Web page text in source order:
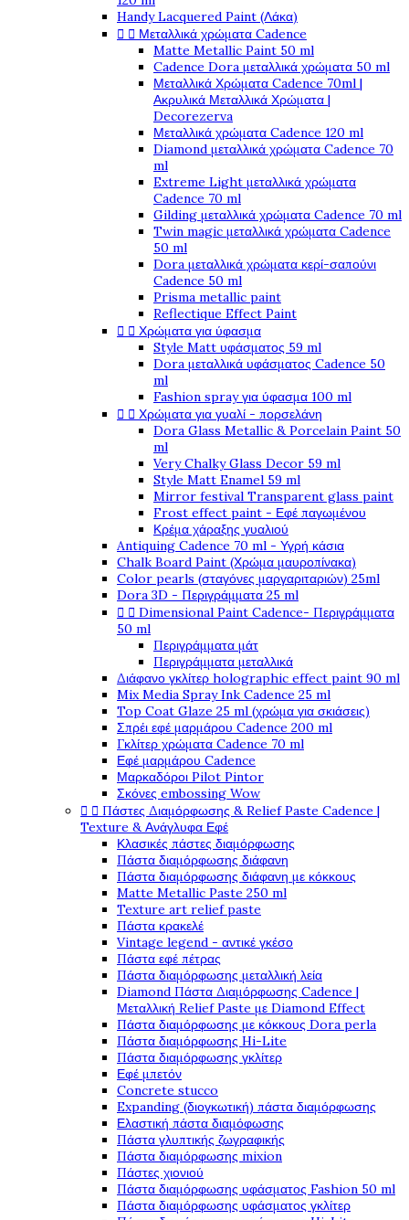
Handy Lacquered Paint (Λάκα)
  Μεταλλικά χρώματα Cadence
Matte Metallic Paint 50 ml
Cadence Dora μεταλλικά χρώματα 50 ml
Μεταλλικά Χρώματα Cadence 70ml |
Ακρυλικά Μεταλλικά Χρώματα |
Decorezerva
Μεταλλικά χρώματα Cadence 120 ml
Diamond μεταλλικά χρώματα Cadence 70
ml
Extreme Light μεταλλικά χρώματα
Cadence 70 ml
Gilding μεταλλικά χρώματα Cadence 70 ml
Twin magic μεταλλικά χρώματα Cadence
50 ml
Dora μεταλλικά χρώματα κερί-σαπούνι
Cadence 50 ml
Prisma metallic paint
Reflectique Effect Paint
  Χρώματα για ύφασμα
Style Matt υφάσματος 59 ml
Dora μεταλλικά υφάσματος Cadence 50
ml
Fashion spray για ύφασμα 100 ml
  Χρώματα για γυαλί - πορσελάνη
Dora Glass Metallic & Porcelain Paint 50
ml
Very Chalky Glass Decor 59 ml
Style Matt Enamel 59 ml
Mirror festival Transparent glass paint
Frost effect paint - Εφέ παγωμένου
Κρέμα χάραξης γυαλιού
Antiquing Cadence 70 ml - Υγρή κάσια
Chalk Board Paint (Χρώμα μαυροπίνακα)
Color pearls (σταγόνες μαργαριταριών) 25ml
Dora 3D - Περιγράμματα 25 ml
  Dimensional Paint Cadence- Περιγράμματα
50 ml
Περιγράμματα μάτ
Περιγράμματα μεταλλικά
Διάφανο γκλίτερ holographic effect paint 90 ml
Mix Media Spray Ink Cadence 25 ml
Top Coat Glaze 25 ml (χρώμα για σκιάσεις)
Σπρέι εφέ μαρμάρου Cadence 200 ml
Γκλίτερ χρώματα Cadence 70 ml
Εφέ μαρμάρου Cadence
Μαρκαδόροι Pilot Pintor
Σκόνες embossing Wow
  Πάστες Διαμόρφωσης & Relief Paste Cadence |
Texture & Ανάγλυφα Εφέ
Κλασικές πάστες διαμόρφωσης
Πάστα διαμόρφωσης διάφανη
Πάστα διαμόρφωσης διάφανη με κόκκους
Matte Metallic Paste 250 ml
Texture art relief paste
Πάστα κρακελέ
Vintage legend - αντικέ γκέσο
Πάστα εφέ πέτρας
Πάστα διαμόρφωσης μεταλλική λεία
Diamond Πάστα Διαμόρφωσης Cadence |
Μεταλλική Relief Paste με Diamond Effect
Πάστα διαμόρφωσης με κόκκους Dora perla
Πάστα διαμόρφωσης Hi-Lite
Πάστα διαμόρφωσης γκλίτερ
Εφέ μπετόν
Concrete stucco
Expanding (διογκωτική) πάστα διαμόρφωσης
Ελαστική πάστα διαμόφωσης
Πάστα γλυπτικής ζωγραφικής
Πάστα διαμόρφωσης mixion
Πάστες χιονιού
Πάστα διαμόρφωσης υφάσματος Fashion 50 ml
Πάστα διαμόρφωσης υφάσματος γκλίτερ